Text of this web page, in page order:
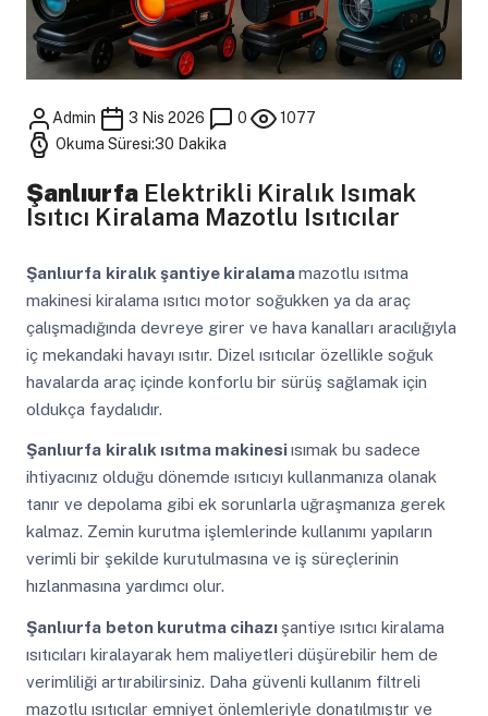
Admin 3 Nis 2026 0
1077
Okuma Süresi:30 Dakika
ŞanlıurfaElektrikli Kiralık Isımak
Isıtıcı Kiralama Mazotlu Isıtıcılar
Şanlıurfa kiralık şantiye kiralamamazotlu ısıtma
makinesi kiralama ısıtıcı motor soğukken ya da araç
çalışmadığında devreye girer ve hava kanalları aracılığıyla
iç mekandaki havayı ısıtır. Dizel ısıtıcılar özellikle soğuk
havalarda araç içinde konforlu bir sürüş sağlamak için
oldukça faydalıdır.
Şanlıurfa kiralık ısıtma makinesiısımak bu sadece
ihtiyacınız olduğu dönemde ısıtıcıyı kullanmanıza olanak
tanır ve depolama gibi ek sorunlarla uğraşmanıza gerek
kalmaz. Zemin kurutma işlemlerinde kullanımı yapıların
verimli bir şekilde kurutulmasına ve iş süreçlerinin
hızlanmasına yardımcı olur.
Şanlıurfa beton kurutma cihazı şantiye ısıtıcı kiralama
ısıtıcıları kiralayarak hem maliyetleri düşürebilir hem de
verimliliği artırabilirsiniz. Daha güvenli kullanım filtreli
mazotlu ısıtıcılar emniyet önlemleriyle donatılmıştır ve